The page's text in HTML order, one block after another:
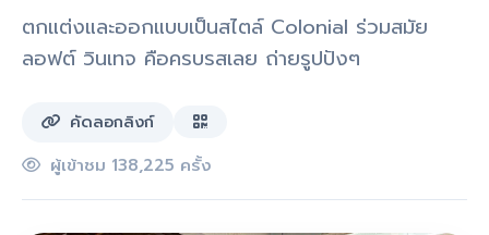
ตกแต่งและออกแบบเป็นสไตล์ Colonial ร่วมสมัย
ลอฟต์ วินเทจ คือครบรสเลย ถ่ายรูปปังๆ
คัดลอกลิงก์
ผู้เข้าชม 138,225 ครั้ง